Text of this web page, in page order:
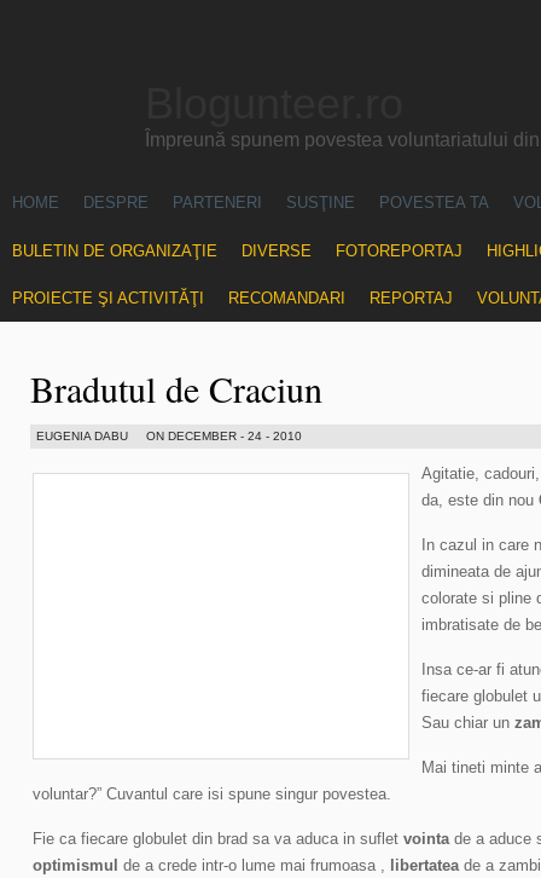
Împreună spunem povestea voluntariatului
HOME DESPRE PARTENERI SUSŢINE POVESTEA TA
BULETIN DE ORGANIZAŢIE DIVERSE FOTOREPORTAJ
PROIECTE ŞI ACTIVITĂŢI RECOMANDARI REPORTAJ
Bradutul de Craciun
EUGENIA DABU ON DECEMBER - 24 - 2010
Agitatie,
da, este din nou
In cazul in care
dimineata de
colorate si pline
imbratisate de
Insa ce-ar fi
fiecare globulet
Sau chiar un
Mai tineti minte
voluntar?” Cuvantul care isi spune singur povestea.
Fie ca fiecare globulet din brad sa va aduca in suflet vointade a aduce
optimismul de a crede intr-o lume mai frumoasa , libertateade a